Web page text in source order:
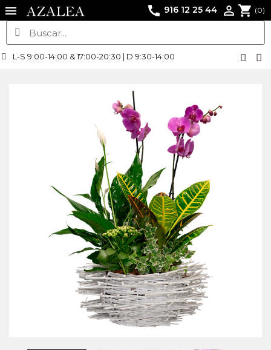
call 916 12 25 44  shopping_cart (0)
L-S 9:00-14:00 & 17:00-20:30 | D 9:30-14:00